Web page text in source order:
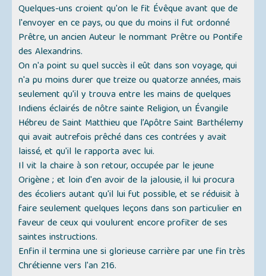
Quelques-uns croient qu'on le fit Évêque avant que de
l'envoyer en ce pays, ou que du moins il fut ordonné
Prêtre, un ancien Auteur le nommant Prêtre ou Pontife
des Alexandrins.
On n'a point su quel succès il eût dans son voyage, qui
n'a pu moins durer que treize ou quatorze années, mais
seulement qu'il y trouva entre les mains de quelques
Indiens éclairés de nôtre sainte Religion, un Évangile
Hébreu de Saint Matthieu que l’Apôtre Saint Barthélemy
qui avait autrefois prêché dans ces contrées y avait
laissé, et qu'il le rapporta avec lui.
Il vit la chaire à son retour, occupée par le jeune
Origène ; et loin d'en avoir de la jalousie, il lui procura
des écoliers autant qu'il lui fut possible, et se réduisit à
faire seulement quelques leçons dans son particulier en
faveur de ceux qui voulurent encore profiter de ses
saintes instructions.
Enfin il termina une si glorieuse carrière par une fin très
Chrétienne vers l'an 216.